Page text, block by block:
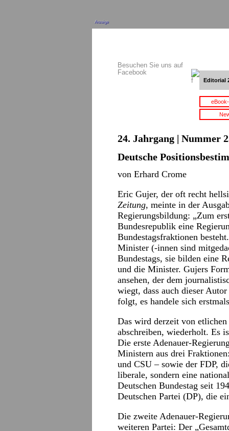
Anzeige
Besuchen Sie uns auf
Facebook
Editorial
24. Jahrgang | Nummer
Deutsche
von Erhard Crome
Eric Gujer, der oft recht
Zeitung, meinte in der
Regierungsbildung: „Zum
Bundesrepublik eine
Bundestagsfraktionen
Minister (-innen sind
Bundestags, sie bilden eine
und die Minister. Gujers
ansehen, der dem
wiegt, dass auch dieser
folgt, es handele sich
Das wird derzeit von
abschreiben, wiederholt. Es
Die erste Adenauer-
Ministern aus drei
und CSU – sowie der FDP,
liberale, sondern eine
Deutschen Bundestag seit
Deutschen Partei (DP), die
Die zweite Adenauer-
weiteren Partei: Der